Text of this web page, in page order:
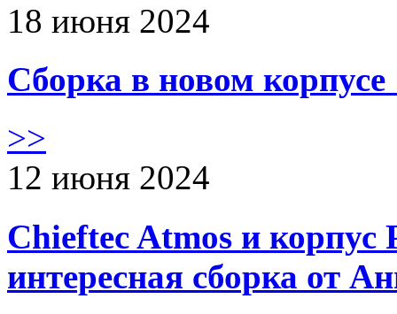
18 июня 2024
Сборка в новом
>>
12 июня 2024
Chieftec Atmos и корпус
интересная сборка от